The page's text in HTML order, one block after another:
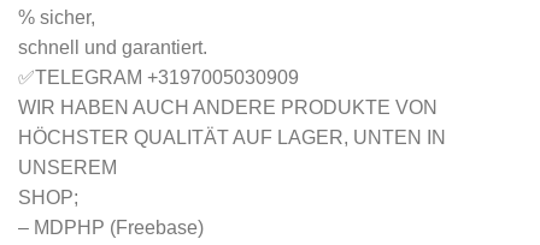
% sicher,
schnell und garantiert.
✅TELEGRAM +3197005030909
WIR HABEN AUCH ANDERE PRODUKTE VON
HÖCHSTER QUALITÄT AUF LAGER, UNTEN IN
UNSEREM
SHOP;
– MDPHP (Freebase)